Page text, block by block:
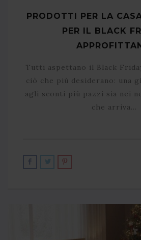
PRODOTTI PER LA
PER IL BLACK
Tutti aspettano il Black
ciò che più desiderano: una
agli sconti più pazzi sia nei
che arriva…